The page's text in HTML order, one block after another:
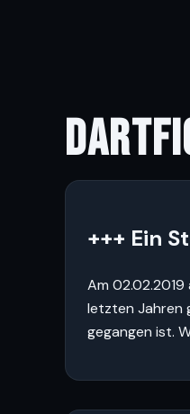
+++ Ein
Am
letzten Jahren
gegangen ist.